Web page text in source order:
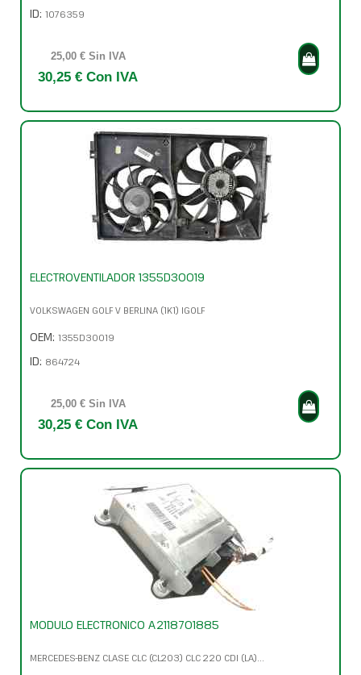
ID: 1076359
25,00 € Sin IVA
30,25 € Con IVA
ELECTROVENTILADOR 1355D30019
VOLKSWAGEN GOLF V BERLINA (1K1) IGOLF
OEM: 1355D30019
ID: 864724
25,00 € Sin IVA
30,25 € Con IVA
MODULO ELECTRONICO A2118701885
MERCEDES-BENZ CLASE CLC (CL203) CLC 220 CDI (LA)...